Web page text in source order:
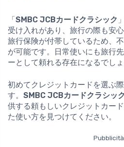
「SMBC JCBカードクラシック
受け入れがあり、旅行の際も安
旅行保険が付帯しているため、
が可能です。日常使いにも旅行
ーとして頼れる存在になるでしょ
初めてクレジットカードを選ぶ
す。 SMBC JCBカードクラシック
供する頼もしいクレジットカー
た使い方を見つけてください。
Pubblicità